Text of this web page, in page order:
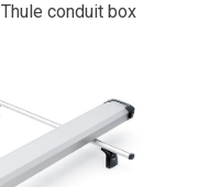
Thule conduit box